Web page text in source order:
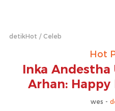
detikHot Celeb
Hot
Inka Andestha
Arhan:
wes -